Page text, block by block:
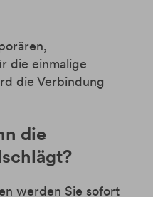
die einmalige
die Verbindung
die
werden Sie sofort